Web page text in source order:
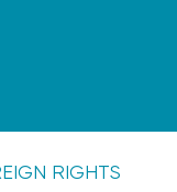
RIGHTS